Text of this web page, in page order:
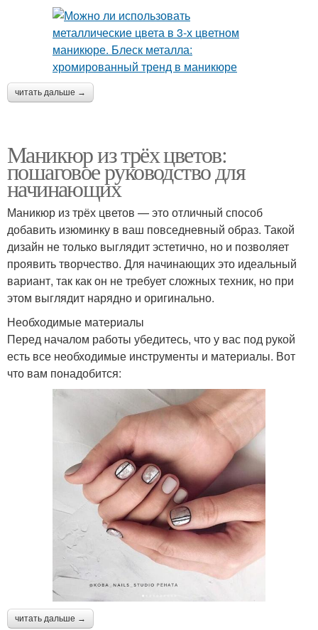
читать дальше →
Маникюр из трёх цветов:
пошаговое руководство для
начинающих
Маникюр из трёх цветов — это отличный способ
добавить изюминку в ваш повседневный образ. Такой
дизайн не только выглядит эстетично, но и позволяет
проявить творчество. Для начинающих это идеальный
вариант, так как он не требует сложных техник, но при
этом выглядит нарядно и оригинально.
Необходимые материалы
Перед началом работы убедитесь, что у вас под рукой
есть все необходимые инструменты и материалы. Вот
что вам понадобится:
читать дальше →